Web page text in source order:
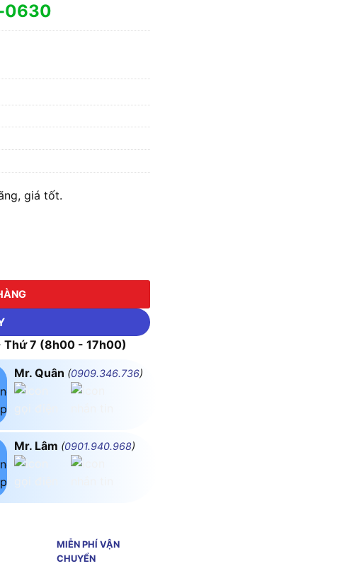
0630
giá tốt.
Thứ 7 (8h00 - 17h00)
Mr. Quân (0909.346.736)
Mr. Lâm (0901.940.968)
MIỄN PHÍ VẬN
CHUYỂN